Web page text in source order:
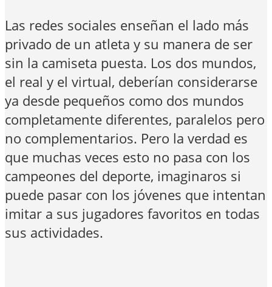
Las redes sociales enseñan el lado más
privado de un atleta y su manera de ser
sin la camiseta puesta. Los dos mundos,
el real y el virtual, deberían considerarse
ya desde pequeños como dos mundos
completamente diferentes, paralelos pero
no complementarios. Pero la verdad es
que muchas veces esto no pasa con los
campeones del deporte, imaginaros si
puede pasar con los jóvenes que intentan
imitar a sus jugadores favoritos en todas
sus actividades.